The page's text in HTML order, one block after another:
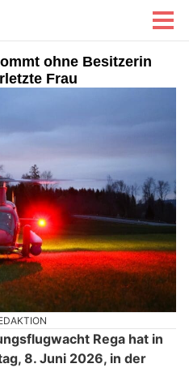
ohne Besitzerin
Frau
Rega hat in
8. Juni 2026, in der